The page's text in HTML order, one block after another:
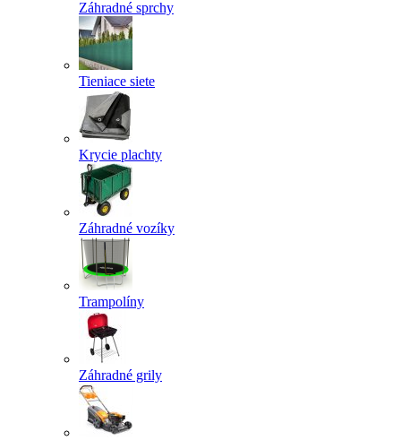
Záhradné sprchy
Tieniace siete
Krycie plachty
Záhradné vozíky
Trampolíny
Záhradné grily